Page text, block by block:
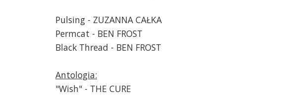
Pulsing - ZUZANNA CAŁKA
Permcat - BEN FROST
Black Thread - BEN FROST
Antologia:
"Wish" - THE CURE